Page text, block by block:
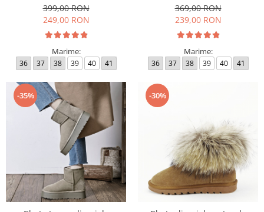
399,00 RON
249,00 RON
Marime:
36 37 38 39 40 41
369,00 RON
239,00 RON
Marime:
36 37 38 39 40 41
-35% -30%